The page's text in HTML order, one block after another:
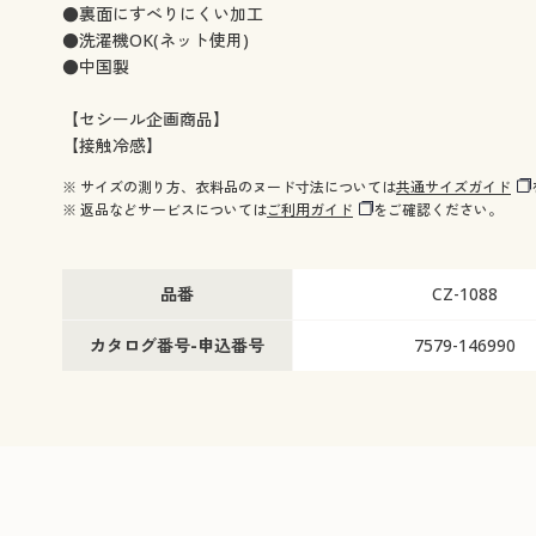
●裏面にすべりにくい加工
●洗濯機OK(ネット使用)
●中国製
【セシール企画商品】
【接触冷感】
※ サイズの測り方、衣料品のヌード寸法については共通サイズガイド
※ 返品などサービスについてはご利用ガイド をご確認ください。
品番 CZ-1088
カタログ番号-申込番号 7579-146990